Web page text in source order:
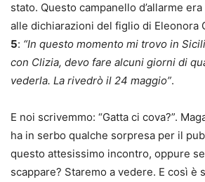
stato. Questo campanello d’allarme
alle dichiarazioni del figlio di Eleonora
5: “In questo momento mi trovo in
con Clizia, devo fare alcuni giorni di
vederla. La rivedrò il 24 maggio”.
E noi scrivemmo: “Gatta ci cova?”.
ha in serbo qualche sorpresa per il
questo attesissimo incontro, oppure
scappare? Staremo a vedere. E così è